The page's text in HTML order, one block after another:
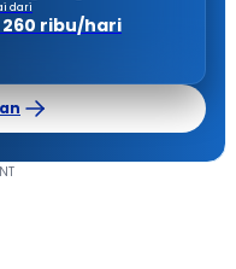
dari
260 ribu/hari